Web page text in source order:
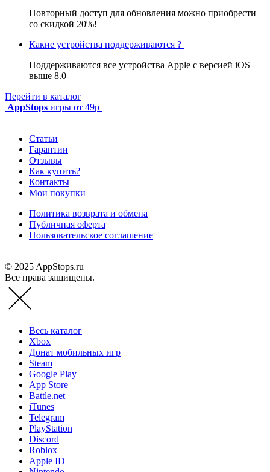
Повторный доступ для обновления можно приобрести
со скидкой 20%!
Какие устройства поддерживаются ?
Поддерживаются все устройства Apple с версией iOS
выше 8.0
Перейти в каталог
AppStops игры от 49р
Статьи
Гарантии
Отзывы
Как купить?
Контакты
Мои покупки
Политика возврата и обмена
Публичная оферта
Пользовательское соглашение
© 2025 AppStops.ru
Все права защищены.
Весь каталог
Xbox
Донат мобильных игр
Steam
Google Play
App Store
Battle.net
iTunes
Telegram
PlayStation
Discord
Roblox
Apple ID